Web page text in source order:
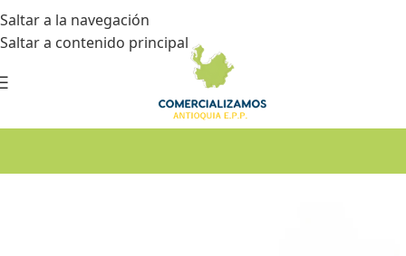
Saltar a la navegación
Saltar a contenido principal